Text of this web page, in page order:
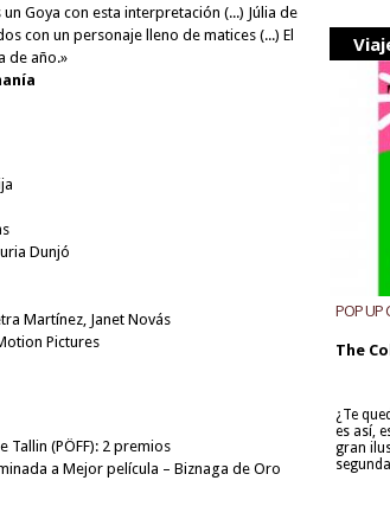
Goya con esta interpretación (...) Júlia de
con un personaje lleno de matices (...) El
de año.»
Dunjó
Martínez, Janet Novás
Pictures
Tallin (PÖFF): 2 premios
a Mejor película – Biznaga de Oro
POP UP
The
¿Te
es así,
gran